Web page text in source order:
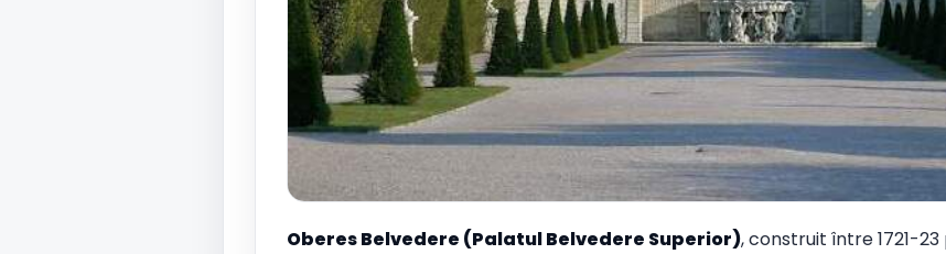
Oberes Belvedere (Palatul Belvedere Superior), construit între 1721-